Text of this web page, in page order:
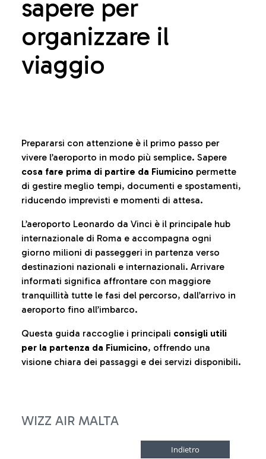
sapere per
organizzare il
viaggio
Prepararsi con attenzione è il primo passo per
vivere l’aeroporto in modo più semplice. Sapere
cosa fare prima di partire da Fiumicino permette
di gestire meglio tempi, documenti e spostamenti,
riducendo imprevisti e momenti di attesa.
L’aeroporto Leonardo da Vinci è il principale hub
internazionale di Roma e accompagna ogni
giorno milioni di passeggeri in partenza verso
destinazioni nazionali e internazionali. Arrivare
informati significa affrontare con maggiore
tranquillità tutte le fasi del percorso, dall’arrivo in
aeroporto fino all’imbarco.
Questa guida raccoglie i principali consigli utili
per la partenza da Fiumicino, offrendo una
visione chiara dei passaggi e dei servizi disponibili.
WIZZ AIR MALTA